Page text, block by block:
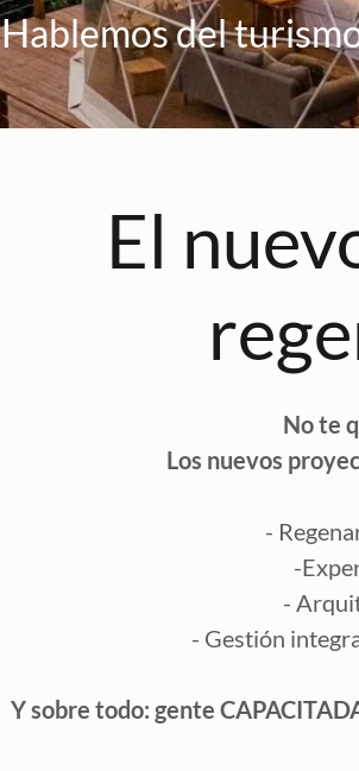
Hablemos del
El
No te
Los nuevos
-
-
-
- Gestión
Y sobre todo: gente